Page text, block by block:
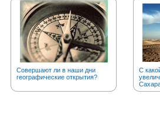
Совершают ли в наши дни
географические открытия?
С